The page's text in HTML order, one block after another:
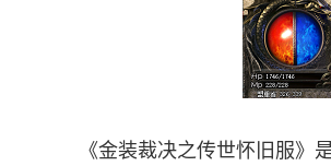
《金装裁决之传世怀旧服》